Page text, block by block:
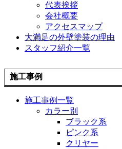
代表挨拶
会社概要
アクセスマップ
大満足の外壁塗装の理由
スタッフ紹介一覧
施工事例
施工事例一覧
カラー別
ブラック系
ピンク系
クリヤー